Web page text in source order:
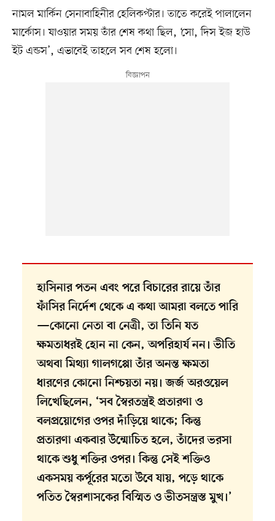
নামল মার্কিন সেনাবাহিনীর হেলিকপ্টার। তাতে করেই পালালেন
মার্কোস। যাওয়ার সময় তাঁর শেষ কথা ছিল, ‘সো, দিস ইজ হাউ
ইট এন্ডস’, এভাবেই তাহলে সব শেষ হলো।
হাসিনার পতন এবং পরে বিচারের রায়ে তাঁর
ফাঁসির নির্দেশ থেকে এ কথা আমরা বলতে পারি
—কোনো নেতা বা নেত্রী, তা তিনি যত
ক্ষমতাধরই হোন না কেন, অপরিহার্য নন। ভীতি
অথবা মিথ্যা গালগপ্পো তাঁর অনন্ত ক্ষমতা
ধারণের কোনো নিশ্চয়তা নয়। জর্জ অরওয়েল
লিখেছিলেন, ‘সব স্বৈরতন্ত্রই প্রতারণা ও
বলপ্রয়োগের ওপর দাঁড়িয়ে থাকে; কিন্তু
প্রতারণা একবার উন্মোচিত হলে, তাঁদের ভরসা
থাকে শুধু শক্তির ওপর। কিন্তু সেই শক্তিও
একসময় কর্পূরের মতো উবে যায়, পড়ে থাকে
পতিত স্বৈরশাসকের বিস্মিত ও ভীতসন্ত্রস্ত মুখ।’